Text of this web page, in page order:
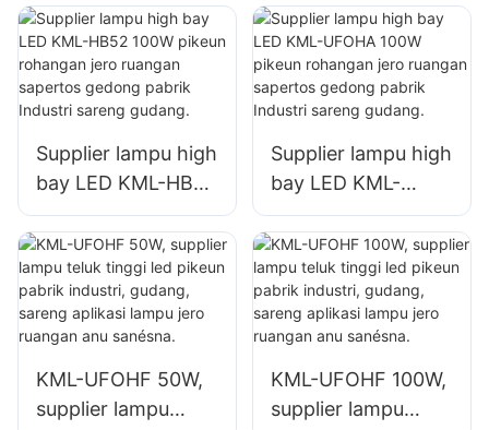
KML-HB30 150W
kanggo rohangan
jero ruangan
sapertos
gudang.
ruangan sapertos
bengkel perbaikan
sareng gudang.
Supplier lampu high
bay LED KML-HB52
100W pikeun
rohangan jero
ruangan sapertos
gedong pabrik
Industri sareng
Supplier lampu high
bay LED KML-
UFOHA 100W
pikeun rohangan
jero ruangan
sapertos gedong
pabrik Industri
KML-UFOHF 50W,
supplier lampu
KML-UFOHF 100W,
supplier lampu